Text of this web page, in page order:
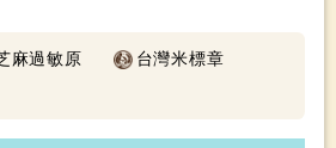
麻過敏原
台灣米標章